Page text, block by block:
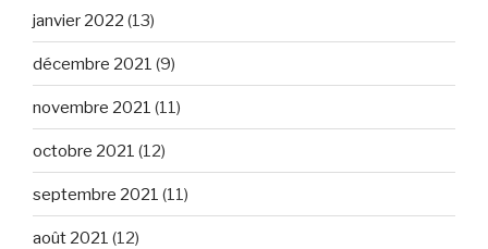
janvier 2022 (13)
décembre 2021 (9)
novembre 2021 (11)
octobre 2021 (12)
septembre 2021 (11)
août 2021 (12)